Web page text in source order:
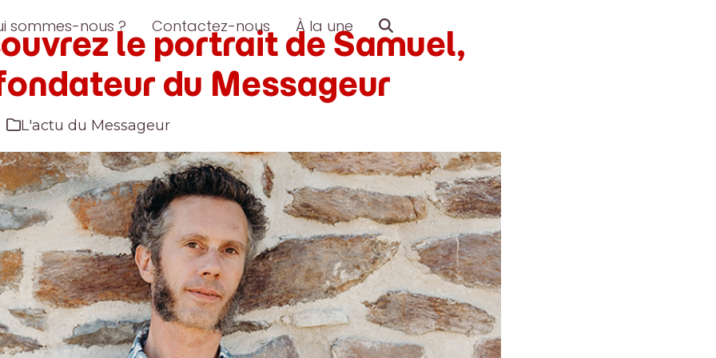
sommes-nous ? Contactez-nous À la une
le portrait de Samuel,
du Messageur
L'actu du Messageur